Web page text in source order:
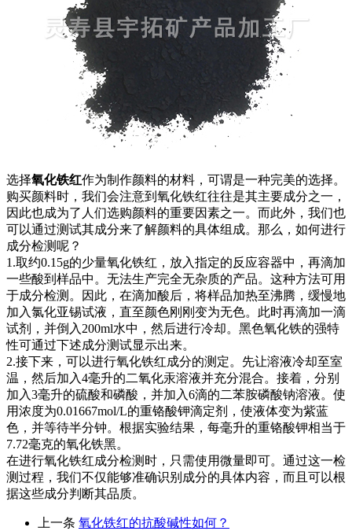
选择氧化铁红作为制作颜料的材料，可谓是一种完美的选择。
购买颜料时，我们会注意到氧化铁红往往是其主要成分之一，
因此也成为了人们选购颜料的重要因素之一。而此外，我们也
可以通过测试其成分来了解颜料的具体组成。那么，如何进行
成分检测呢？
1.取约0.15g的少量氧化铁红，放入指定的反应容器中，再滴加
一些酸到样品中。无法生产完全无杂质的产品。这种方法可用
于成分检测。因此，在滴加酸后，将样品加热至沸腾，缓慢地
加入氯化亚锡试液，直至颜色刚刚变为无色。此时再滴加一滴
试剂，并倒入200ml水中，然后进行冷却。黑色氧化铁的强特
性可通过下述成分测试显示出来。
2.接下来，可以进行氧化铁红成分的测定。先让溶液冷却至室
温，然后加入4毫升的二氧化汞溶液并充分混合。接着，分别
加入3毫升的硫酸和磷酸，并加入6滴的二苯胺磷酸钠溶液。使
用浓度为0.01667mol/L的重铬酸钾滴定剂，使液体变为紫蓝
色，并等待半分钟。根据实验结果，每毫升的重铬酸钾相当于
7.72毫克的氧化铁黑。
在进行氧化铁红成分检测时，只需使用微量即可。通过这一检
测过程，我们不仅能够准确识别成分的具体内容，而且可以根
据这些成分判断其品质。
上一条 氧化铁红的抗酸碱性如何？